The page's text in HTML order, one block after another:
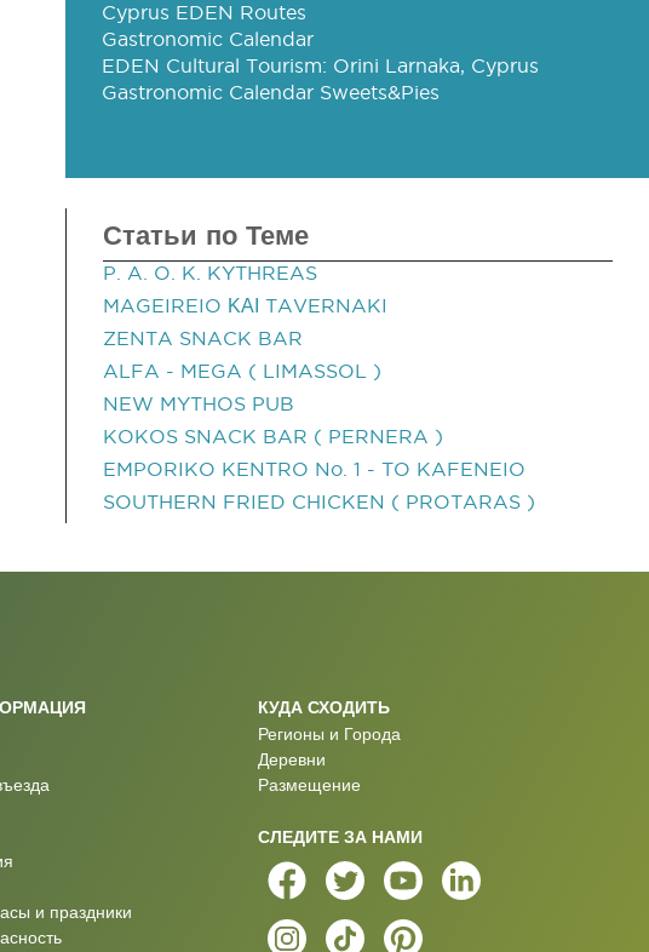
Cyprus EDEN Routes
Gastronomic Calendar
EDEN Cultural Tourism: Orini Larnaka, Cyprus
Gastronomic Calendar Sweets&Pies
Статьи по Теме
P. A. O. K. KYTHREAS
MAGEIREIO ΚΑΙ TAVERNAKI
ZENTA SNACK BAR
ALFA - MEGA ( LIMASSOL )
NEW MYTHOS PUB
KOKOS SNACK BAR ( PERNERA )
EMPORIKO KENTRO No. 1 - TO KAFENEIO
SOUTHERN FRIED CHICKEN ( PROTARAS )
и праздники
КУДА СХОДИТЬ
Регионы и Города
Деревни
Размещение
СЛЕДИТЕ ЗА НАМИ